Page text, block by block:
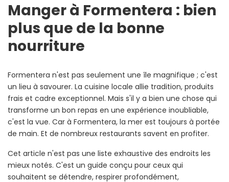
Manger à Formentera : bien
plus que de la bonne
nourriture
Formentera n'est pas seulement une île magnifique ; c'est
un lieu à savourer. La cuisine locale allie tradition, produits
frais et cadre exceptionnel. Mais s'il y a bien une chose qui
transforme un bon repas en une expérience inoubliable,
c'est la vue. Car à Formentera, la mer est toujours à portée
de main. Et de nombreux restaurants savent en profiter.
Cet article n'est pas une liste exhaustive des endroits les
mieux notés. C'est un guide conçu pour ceux qui
souhaitent se détendre, respirer profondément,